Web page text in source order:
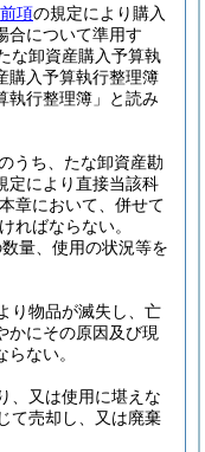
前項の規定により購入
合について準用す
な卸資産購入予算執
購入予算執行整理簿
執行整理簿」と読み
うち、たな卸資産勘
定により直接当該科
章において、併せて
ればならない。
量、使用の状況等を
り物品が滅失し、亡
かにその原因及び現
ない。
、又は使用に堪えな
て売却し、又は廃棄